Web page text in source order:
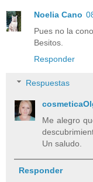
Noelia Cano
Pues no la
Besitos.
Responder
Respuestas
Me alegro
Un saludo.
Responder